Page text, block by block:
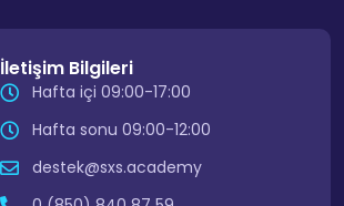
İletişim Bilgileri
Hafta içi 09:00-17:00
Hafta sonu 09:00-12:00
destek@sxs.academy